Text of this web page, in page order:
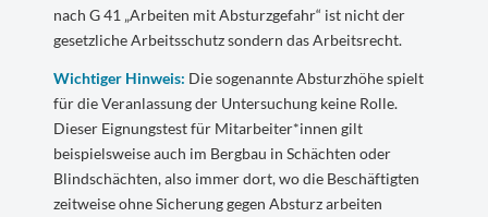
nach G 41 „Arbeiten mit Absturzgefahr“ ist nicht der
gesetzliche Arbeitsschutz sondern das Arbeitsrecht.
Wichtiger Hinweis: Die sogenannte Absturzhöhe spielt
für die Veranlassung der Untersuchung keine Rolle.
Dieser Eignungstest für Mitarbeiter*innen gilt
beispielsweise auch im Bergbau in Schächten oder
Blindschächten, also immer dort, wo die Beschäftigten
zeitweise ohne Sicherung gegen Absturz arbeiten